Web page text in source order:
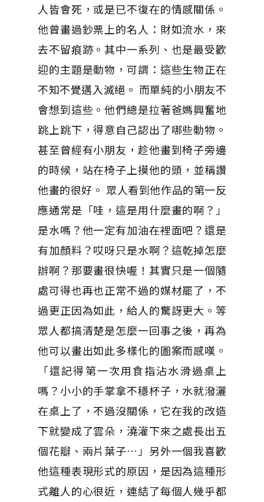
人皆會死，或是已不復在的情感關係。
他曾畫過鈔票上的名人：財如流水，來
去不留痕跡。其中一系列、也是最受歡
迎的主題是動物，可謂：這些生物正在
不知不覺邁入滅絕。 而單純的小朋友不
會想到這些。他們總是拉著爸媽興奮地
跳上跳下，得意自己認出了哪些動物。
甚至曾經有小朋友，趁他畫到椅子旁邊
的時候，站在椅子上摸他的頭，並稱讚
他畫的很好。 眾人看到他作品的第一反
應通常是「哇，這是用什麼畫的啊？」
是水嗎？他一定有加油在裡面吧？還是
有加顏料？哎呀只是水啊？這乾掉怎麼
辦啊？那要畫很快喔！其實只是一個隨
處可得也再也正常不過的媒材罷了，不
過更正因為如此，給人的驚訝更大。等
眾人都搞清楚是怎麼一回事之後，再為
他可以畫出如此多樣化的圖案而感嘆。
「還記得第一次用食指沾水滑過桌上
嗎？小小的手掌拿不穩杯子，水就潑灑
在桌上了，不過沒關係，它在我的改造
下就變成了雲朵，澆灌下來之處長出五
個花瓣、兩片葉子…」另外一個我喜歡
他這種表現形式的原因，是因為這種形
式離人的心很近，連結了每個人幾乎都